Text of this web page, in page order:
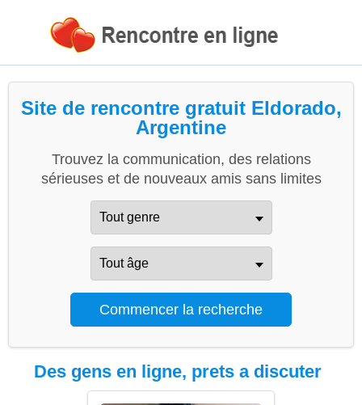
Site de rencontre gratuit Eldorado,
Argentine
Trouvez la communication, des relations
sérieuses et de nouveaux amis sans limites
Des gens en ligne, prets a discuter